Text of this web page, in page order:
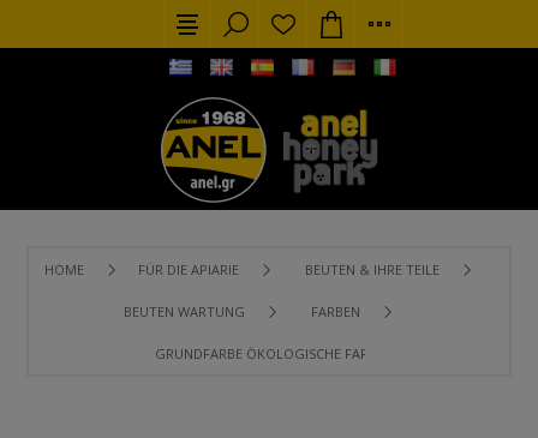
HOME FÜR DIE APIARIE BEUTEN & IHRE TEILE
BEUTEN WARTUNG FARBEN
GRUNDFARBE ÖKOLOGISCHE FARBE GELB 375 ML